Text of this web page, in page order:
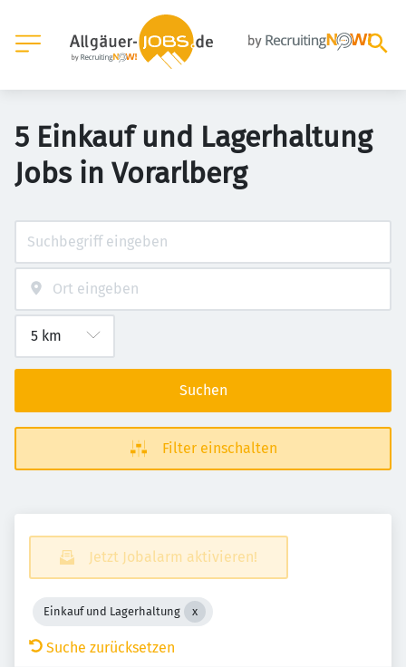
5 Einkauf und Lagerhaltung
Jobs in Vorarlberg
Suchen
Filter einschalten
Jetzt Jobalarm aktivieren!
Einkauf und Lagerhaltung
Suche zurücksetzen